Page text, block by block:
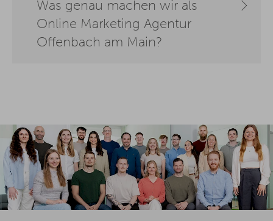
Was genau machen wir als
Online Marketing Agentur
Offenbach am Main?